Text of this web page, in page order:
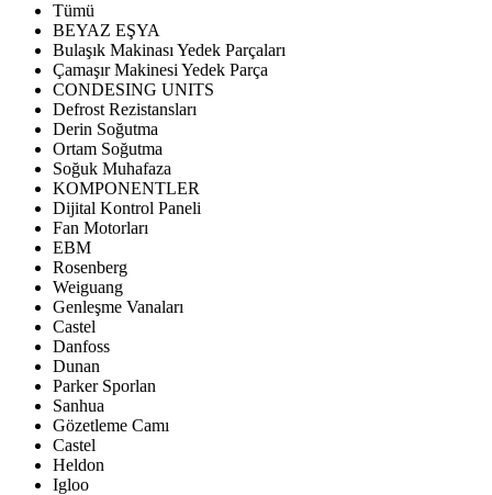
Tümü
BEYAZ EŞYA
Bulaşık Makinası Yedek Parçaları
Çamaşır Makinesi Yedek Parça
CONDESING UNITS
Defrost Rezistansları
Derin Soğutma
Ortam Soğutma
Soğuk Muhafaza
KOMPONENTLER
Dijital Kontrol Paneli
Fan Motorları
EBM
Rosenberg
Weiguang
Genleşme Vanaları
Castel
Danfoss
Dunan
Parker Sporlan
Sanhua
Gözetleme Camı
Castel
Heldon
Igloo